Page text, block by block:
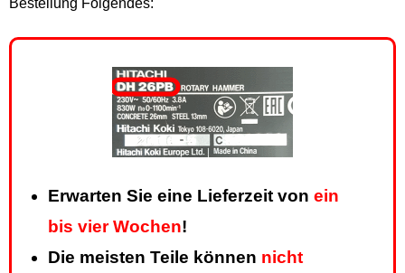
Bestellung Folgendes:
Erwarten Sie eine Lieferzeit von ein
bis vier Wochen!
Die meisten Teile können nicht